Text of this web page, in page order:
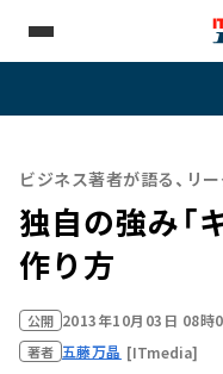
ビジネス著者が語る、リ
独自の強み「
作り方
公開 2013年10月03日 08時
著者 五藤万晶 [ITmedia]